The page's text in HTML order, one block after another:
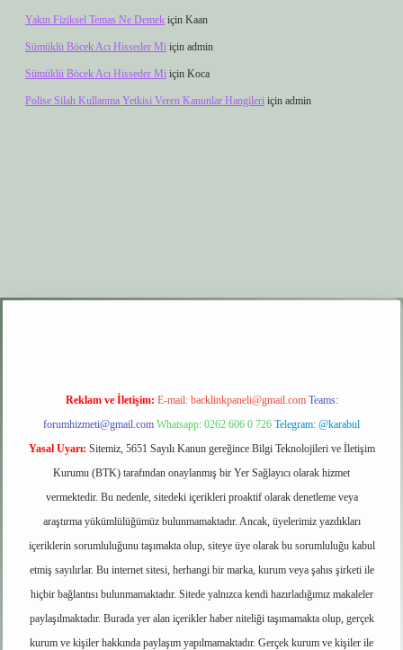
Yakın Fiziksel Temas Ne Demek için Kaan
Sümüklü Böcek Acı Hisseder Mi için admin
Sümüklü Böcek Acı Hisseder Mi için Koca
Polise Silah Kullanma Yetkisi Veren Kanunlar Hangileri için admin
elexbet giriş
Reklam ve İletişim: E-mail: backlinkpaneli@gmail.com Teams:
forumhizmeti@gmail.com Whatsapp: 0262 606 0 726 Telegram: @karabul
Yasal Uyarı: Sitemiz, 5651 Sayılı Kanun gereğince Bilgi Teknolojileri ve İletişim
Kurumu (BTK) tarafından onaylanmış bir Yer Sağlayıcı olarak hizmet
vermektedir. Bu nedenle, sitedeki içerikleri proaktif olarak denetleme veya
araştırma yükümlülüğümüz bulunmamaktadır. Ancak, üyelerimiz yazdıkları
içeriklerin sorumluluğunu taşımakta olup, siteye üye olarak bu sorumluluğu kabul
etmiş sayılırlar. Bu internet sitesi, herhangi bir marka, kurum veya şahıs şirketi ile
hiçbir bağlantısı bulunmamaktadır. Sitede yalnızca kendi hazırladığımız makaleler
paylaşılmaktadır. Burada yer alan içerikler haber niteliği taşımamakta olup, gerçek
kurum ve kişiler hakkında paylaşım yapılmamaktadır. Gerçek kurum ve kişiler ile